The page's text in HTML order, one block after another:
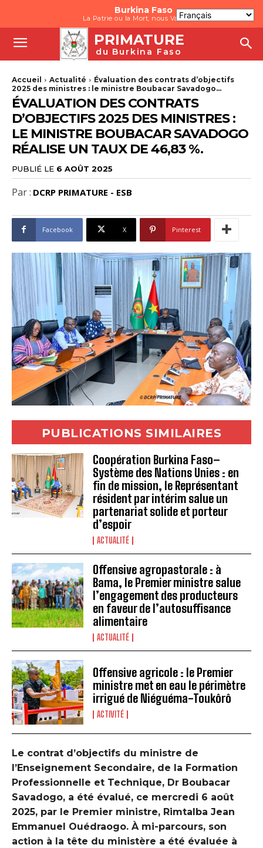
Burkina Faso
La Patrie ou la Mort, nous Vaincrons
PRIMATURE
du Burkina Faso
Accueil Actualité
Évaluation des contrats d’objectifs
2025 des ministres : le ministre Boubacar Savadogo...
ÉVALUATION DES CONTRATS
D’OBJECTIFS 2025 DES MINISTRES :
LE MINISTRE BOUBACAR SAVADOGO
RÉALISE UN TAUX DE 46,83 %.
PUBLIÉ LE 6 AOÛT 2025
Par : DCRP PRIMATURE - ESB
Facebook X Pinterest
PUBLICATIONS SIMILAIRES
Coopération Burkina Faso–
Système des Nations Unies : en
fin de mission, le Représentant
résident par intérim salue un
partenariat solide et porteur
d’espoir
ACTUALITÉ
Offensive agropastorale : à
Bama, le Premier ministre salue
l’engagement des producteurs
en faveur de l’autosuffisance
alimentaire
ACTUALITÉ
Offensive agricole : le Premier
ministre met en eau le périmètre
irrigué de Niéguéma-Toukôrô
ACTIVITÉ
Le contrat d’objectifs du ministre de
l’Enseignement Secondaire, de la Formation
Professionnelle et Technique, Dr Boubacar
Savadogo, a été évalué, ce mercredi 6 août
2025, par le Premier ministre, Rimtalba Jean
Emmanuel Ouédraogo. À mi-parcours, son
action à la tête du ministère a été évaluée à